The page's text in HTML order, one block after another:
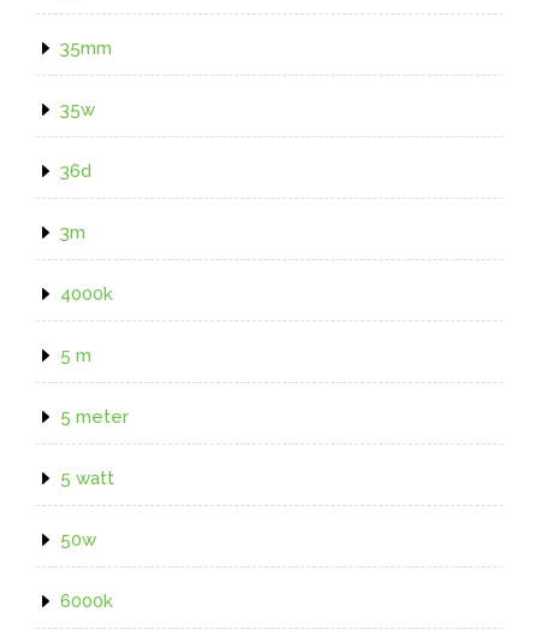
35mm
35w
36d
3m
4000k
5 m
5 meter
5 watt
50w
6000k